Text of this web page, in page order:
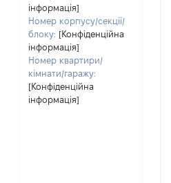
інформація]
Номер корпусу/секції/
блоку: [Конфіденційна
інформація]
Номер квартири/
кімнати/гаражу:
[Конфіденційна
інформація]